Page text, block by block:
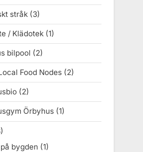
stråk(3)
/ Klädotek(1)
bilpool (2)
Food Nodes(2)
(2)
Örbyhus(1)
bygden (1)